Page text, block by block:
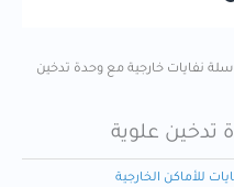
نفايات خارجية مع وحدة تدخين
تدخين علوية
للأماكن الخارجية